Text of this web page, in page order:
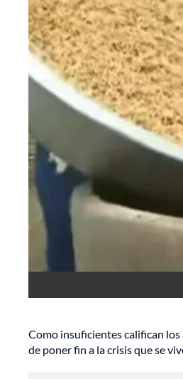
Como insuficientes califican los
de poner fin a la crisis que se